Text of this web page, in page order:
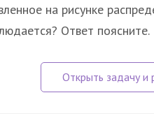
на рисунке
Ответ поясните.